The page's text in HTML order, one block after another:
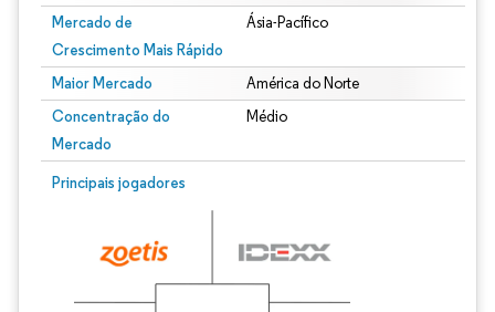
Mercado de
Crescimento Mais Rápido
Ásia-Pacífico
Maior Mercado América do Norte
Concentração do
Mercado
Médio
Principais jogadores
Imagem © Mordor Intelligence. O reuso requer atribuição conforme CC BY 4.0.